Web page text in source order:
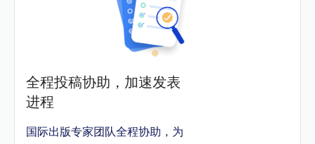
全程投稿协助，加速发表
进程
国际出版专家团队全程协助，为